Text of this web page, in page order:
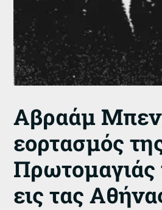
Αβραάμ
εορτασμός
Πρωτομαγιάς
εις τας